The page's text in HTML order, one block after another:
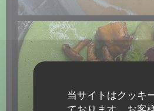
当サイトはクッキ